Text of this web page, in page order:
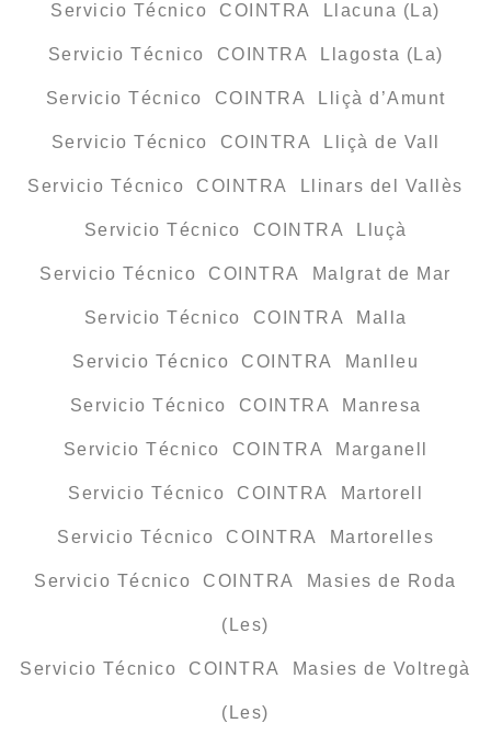
Servicio Técnico COINTRA Llacuna (La)
Servicio Técnico COINTRA Llagosta (La)
Servicio Técnico COINTRA Lliçà d’Amunt
Servicio Técnico COINTRA Lliçà de Vall
Servicio Técnico COINTRA Llinars del Vallès
Servicio Técnico COINTRA Lluçà
Servicio Técnico COINTRA Malgrat de Mar
Servicio Técnico COINTRA Malla
Servicio Técnico COINTRA Manlleu
Servicio Técnico COINTRA Manresa
Servicio Técnico COINTRA Marganell
Servicio Técnico COINTRA Martorell
Servicio Técnico COINTRA Martorelles
Servicio Técnico COINTRA Masies de Roda
(Les)
Servicio Técnico COINTRA Masies de Voltregà
(Les)